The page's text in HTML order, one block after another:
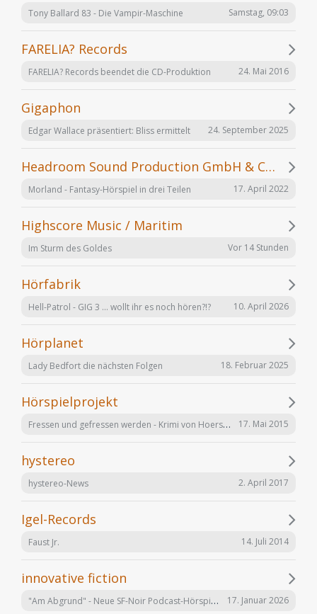
Tony Ballard 83 - Die Vampir-Maschine Samstag, 09:03
FARELIA? Records
FARELIA? Records beendet die CD-Produktion 24. Mai 2016
Gigaphon
Edgar Wallace präsentiert: Bliss ermittelt 24. September 2025
Headroom Sound Production GmbH & Co. KG
Morland - Fantasy-Hörspiel in drei Teilen 17. April 2022
Highscore Music / Maritim
Im Sturm des Goldes Vor 14 Stunden
Hörfabrik
Hell-Patrol - GIG 3 ... wollt ihr es noch hören?!? 10. April 2026
Hörplanet
Lady Bedfort die nächsten Folgen 18. Februar 2025
Hörspielprojekt
Fressen und gefressen werden - Krimi von Hoerspielprojekt.de 17. Mai 2015
hystereo
hystereo-News 2. April 2017
Igel-Records
Faust Jr. 14. Juli 2014
innovative fiction
"Am Abgrund" - Neue SF-Noir Podcast-Hörspielserie 17. Januar 2026